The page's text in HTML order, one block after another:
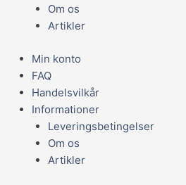
Om os
Artikler
Min konto
FAQ
Handelsvilkår
Informationer
Leveringsbetingelser
Om os
Artikler